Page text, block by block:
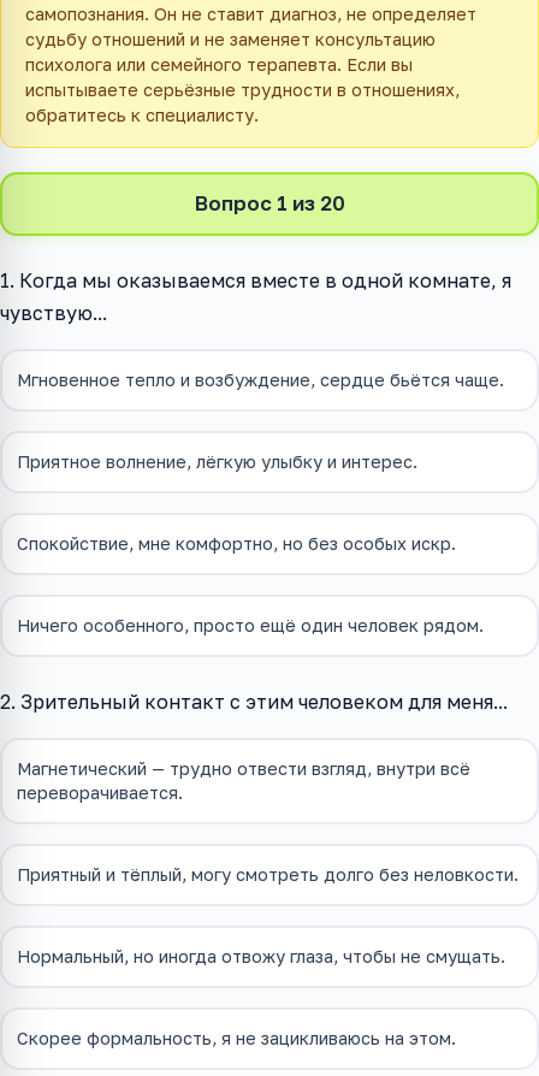
самопознания. Он не ставит диагноз, не определяет
судьбу отношений и не заменяет консультацию
психолога или семейного терапевта. Если вы
испытываете серьёзные трудности в отношениях,
обратитесь к специалисту.
Вопрос 1 из 20
1. Когда мы оказываемся вместе в одной комнате, я
чувствую...
Мгновенное тепло и возбуждение, сердце бьётся чаще.
Приятное волнение, лёгкую улыбку и интерес.
Спокойствие, мне комфортно, но без особых искр.
Ничего особенного, просто ещё один человек рядом.
2. Зрительный контакт с этим человеком для меня...
Магнетический — трудно отвести взгляд, внутри всё
переворачивается.
Приятный и тёплый, могу смотреть долго без неловкости.
Нормальный, но иногда отвожу глаза, чтобы не смущать.
Скорее формальность, я не зацикливаюсь на этом.